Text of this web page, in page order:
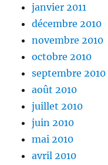
janvier 2011
décembre 2010
novembre 2010
octobre 2010
septembre 2010
août 2010
juillet 2010
juin 2010
mai 2010
avril 2010